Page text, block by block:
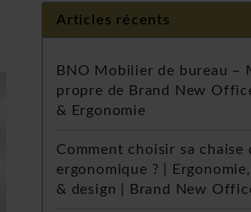
Articles récents
BNO Mobilier de bureau –
propre de Brand New
& Ergonomie
Comment choisir sa chaise
ergonomique ? |
& design | Brand New